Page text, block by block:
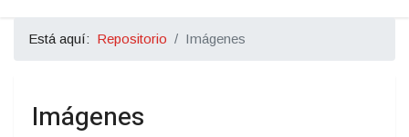
Está aquí: Repositorio Imágenes
Imágenes